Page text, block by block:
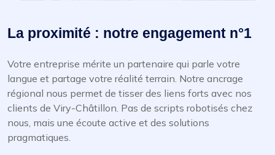
La proximité : notre engagement n°1
Votre entreprise mérite un partenaire qui parle votre
langue et partage votre réalité terrain. Notre ancrage
régional nous permet de tisser des liens forts avec nos
clients de Viry-Châtillon. Pas de scripts robotisés chez
nous, mais une écoute active et des solutions
pragmatiques.